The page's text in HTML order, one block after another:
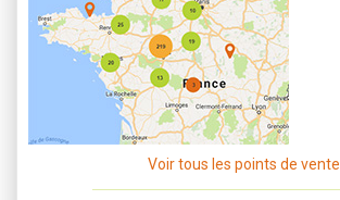
Voir tous les points de vente